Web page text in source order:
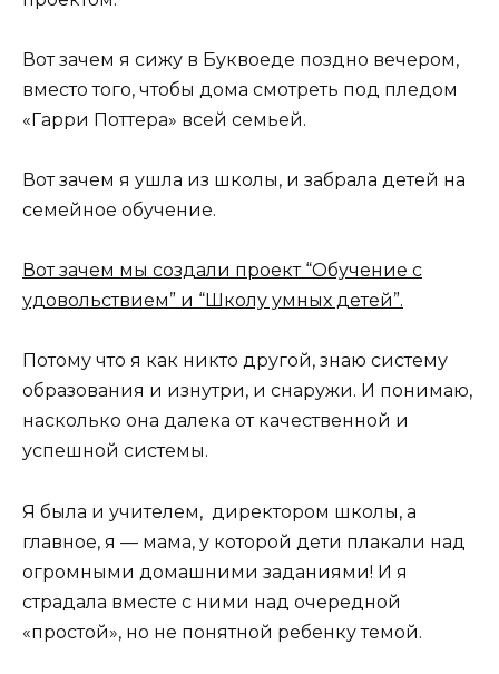
Вот зачем я сижу в Буквоеде поздно вечером,
вместо того, чтобы дома смотреть под пледом
«Гарри Поттера» всей семьей.
Вот зачем я ушла из школы, и забрала детей на
семейное обучение.
Вот зачем мы создали проект “Обучение с
удовольствием” и “Школу умных детей”.
Потому что я как никто другой, знаю систему
образования и изнутри, и снаружи. И понимаю,
насколько она далека от качественной и
успешной системы.
Я была и учителем, директором школы, а
главное, я — мама, у которой дети плакали над
огромными домашними заданиями! И я
страдала вместе с ними над очередной
«простой», но не понятной ребенку темой.